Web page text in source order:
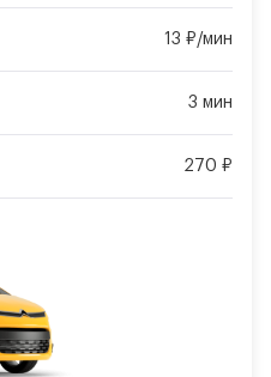
13 ₽/мин
3 мин
270 ₽